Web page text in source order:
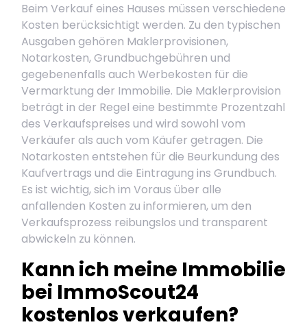
Beim Verkauf eines Hauses müssen verschiedene
Kosten berücksichtigt werden. Zu den typischen
Ausgaben gehören Maklerprovisionen,
Notarkosten, Grundbuchgebühren und
gegebenenfalls auch Werbekosten für die
Vermarktung der Immobilie. Die Maklerprovision
beträgt in der Regel eine bestimmte Prozentzahl
des Verkaufspreises und wird sowohl vom
Verkäufer als auch vom Käufer getragen. Die
Notarkosten entstehen für die Beurkundung des
Kaufvertrags und die Eintragung ins Grundbuch.
Es ist wichtig, sich im Voraus über alle
anfallenden Kosten zu informieren, um den
Verkaufsprozess reibungslos und transparent
abwickeln zu können.
Kann ich meine Immobilie
bei ImmoScout24
kostenlos verkaufen?